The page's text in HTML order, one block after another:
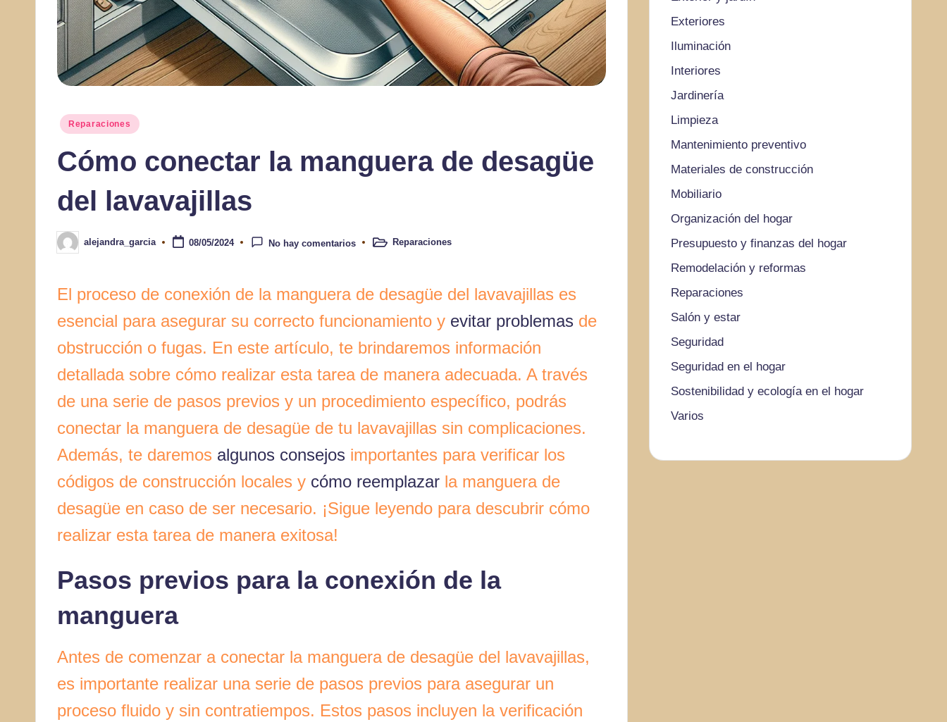
Publicado
Reparaciones
Cómo conectar la manguera de desagüe
del lavavajillas
Publicado
por
alejandra_garcia 08/05/2024 No hay comentarios
PublicadoReparaciones
El proceso de conexión de la manguera de desagüe del lavavajillas es
esencial para asegurar su correcto funcionamiento y evitar problemas de
obstrucción o fugas. En este artículo, te brindaremos información
detallada sobre cómo realizar esta tarea de manera adecuada. A través
de una serie de pasos previos y un procedimiento específico, podrás
conectar la manguera de desagüe de tu lavavajillas sin complicaciones.
Además, te daremos algunos consejos importantes para verificar los
códigos de construcción locales y cómo reemplazar la manguera de
desagüe en caso de ser necesario. ¡Sigue leyendo para descubrir cómo
realizar esta tarea de manera exitosa!
Pasos previos para la conexión de la
manguera
Antes de comenzar a conectar la manguera de desagüe del lavavajillas,
es importante realizar una serie de pasos previos para asegurar un
proceso fluido y sin contratiempos. Estos pasos incluyen la verificación
Exteriores
Iluminación
Interiores
Jardinería
Limpieza
Mantenimiento preventivo
Materiales de construcción
Mobiliario
Organización del hogar
Presupuesto y finanzas del hogar
Remodelación y reformas
Reparaciones
Salón y estar
Seguridad
Seguridad en el hogar
Sostenibilidad y ecología en el hogar
Varios